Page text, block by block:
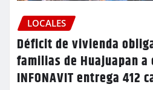
LOCALES
Déficit de vivienda
familias de Huajuapan
INFONAVIT entrega 412